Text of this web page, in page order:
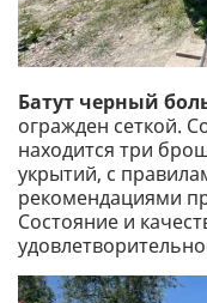
Батут черный
огражден сеткой.
находится три
укрытий, с
рекомендациями
Состояние и